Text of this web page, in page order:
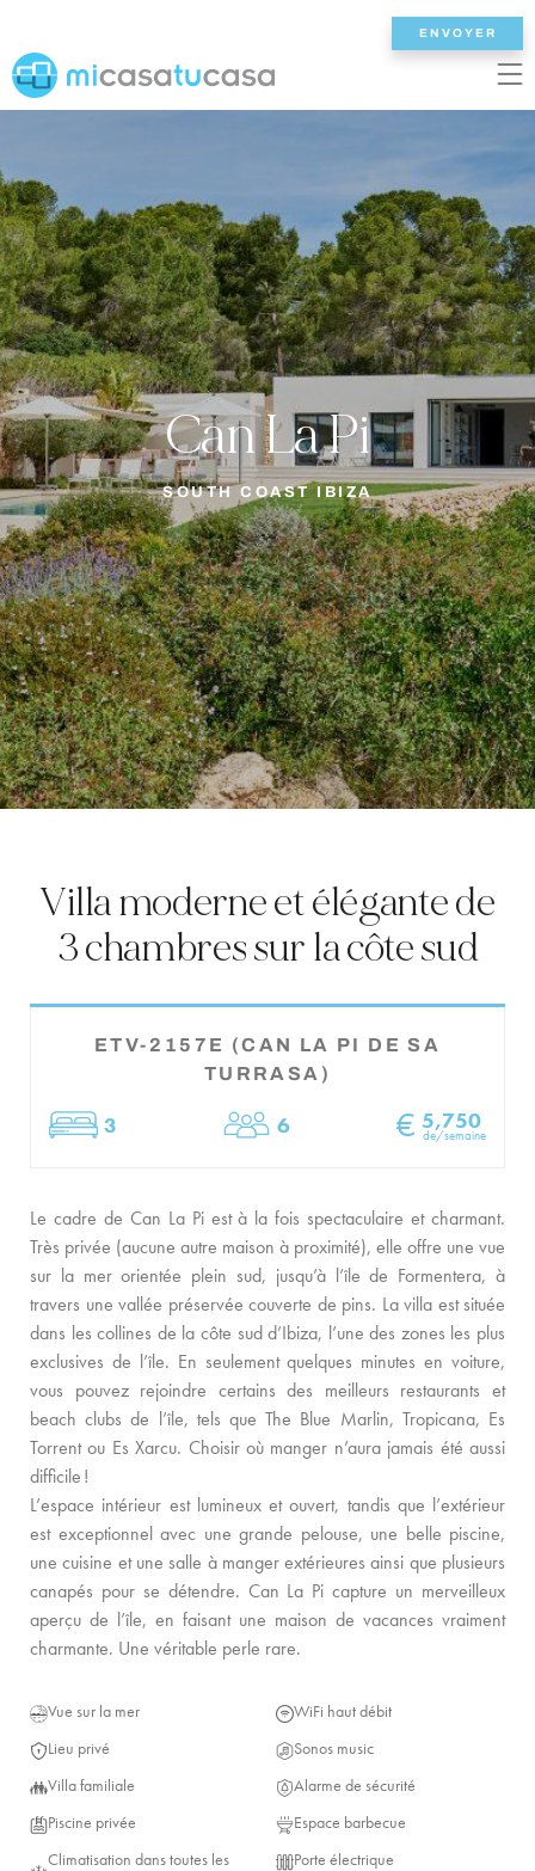
ACCUEIL
NOS VILLAS
2/3 CHAMBRES
4 CHAMBRES
5 CHAMBRES
6+ CHAMBRES
TOUTES LES VILLAS
LOCATION
CÔTE OUEST
SANTA GERTRUDIS
SAN JOSÉ
SANTA EULALIA
EXPÉRIENCES
LOCATION DE VOITURES
TOUS NOS SERVICES
ACTUALITÉS
À PROPOS
RENCONTREZ L’ÉQUIPE
PROPRIÉTAIRES DE VILLAS
VILLAS ADAPTÉES AUX FAMILLES
DURABILITÉ
CONDITIONS DE RÉSERVATION
CONTACT
ENVOYER
Can La Pi
SOUTH COAST IBIZA
Villa moderne et élégante de
3 chambres sur la côte sud
Can La Pi
ETV-2157E (CAN LA PI DE SA
TURRASA)
Chambres
3 Dormir
6 € 5,750
de/semaine
Le cadre de Can La Pi est à la fois spectaculaire et charmant.
Très privée (aucune autre maison à proximité), elle offre une vue
sur la mer orientée plein sud, jusqu’à l’île de Formentera, à
travers une vallée préservée couverte de pins. La villa est située
dans les collines de la côte sud d’Ibiza, l’une des zones les plus
exclusives de l’île. En seulement quelques minutes en voiture,
vous pouvez rejoindre certains des meilleurs restaurants et
beach clubs de l’île, tels que The Blue Marlin, Tropicana, Es
Torrent ou Es Xarcu. Choisir où manger n’aura jamais été aussi
difficile !
L’espace intérieur est lumineux et ouvert, tandis que l’extérieur
est exceptionnel avec une grande pelouse, une belle piscine,
une cuisine et une salle à manger extérieures ainsi que plusieurs
canapés pour se détendre. Can La Pi capture un merveilleux
aperçu de l’île, en faisant une maison de vacances vraiment
charmante. Une véritable perle rare.
Vue sur la mer
Lieu privé
Villa familiale
Piscine privée
Climatisation dans toutes les
WiFi haut débit
Sonos music
Alarme de sécurité
Espace barbecue
Porte électrique